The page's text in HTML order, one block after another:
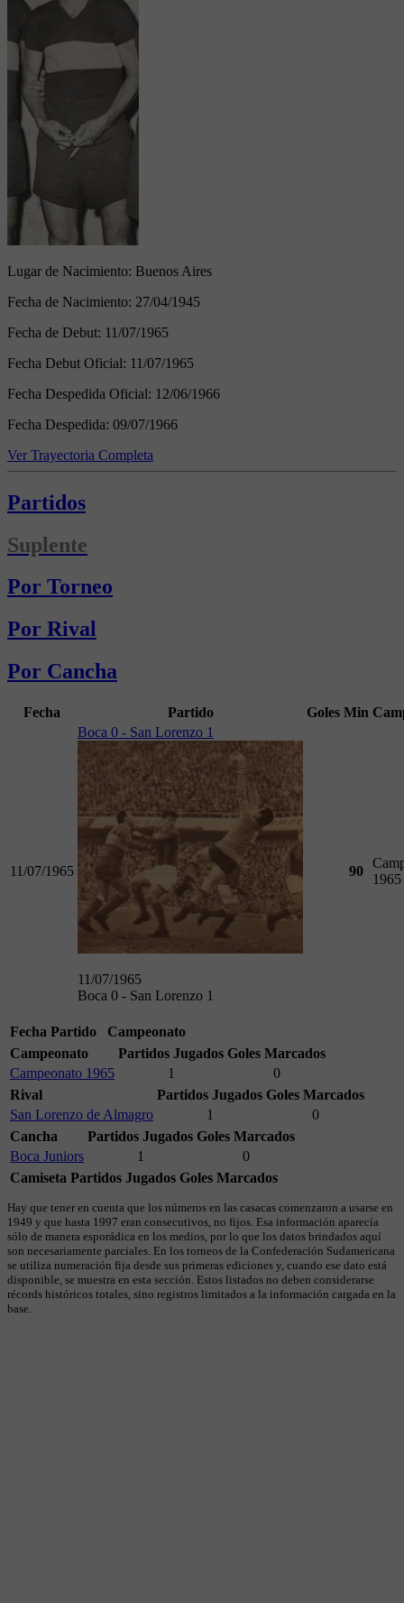
Lugar de Nacimiento: Buenos Aires
Fecha de Nacimiento: 27/04/1945
Fecha de Debut: 11/07/1965
Fecha Debut Oficial: 11/07/1965
Fecha Despedida Oficial: 12/06/1966
Fecha Despedida: 09/07/1966
Ver Trayectoria Completa
Partidos
Suplente
Por Torneo
Por Rival
Por Cancha
Fecha Partido Goles Min
11/07/1965
Boca 0 - San Lorenzo 1
11/07/1965
Boca 0 - San Lorenzo 1
90
1965
Fecha Partido
Campeonato
Campeonato
Partidos Jugados Goles Marcados
Campeonato 1965
1
0
Rival
Partidos Jugados Goles Marcados
San Lorenzo de Almagro
1
0
Cancha
Partidos Jugados Goles Marcados
Boca Juniors
1
0
Camiseta Partidos Jugados Goles Marcados
Hay que tener en cuenta que los números en las casacas comenzaron a usarse en
1949 y que hasta 1997 eran consecutivos, no fijos. Esa información aparecía
sólo de manera esporádica en los medios, por lo que los datos brindados aquí
son necesariamente parciales. En los torneos de la Confederación Sudamericana
se utiliza numeración fija desde sus primeras ediciones y, cuando ese dato está
disponible, se muestra en esta sección. Estos listados no deben considerarse
récords históricos totales, sino registros limitados a la información cargada en la
base.